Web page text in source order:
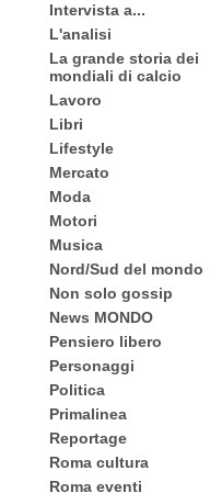
Intervista a...
L'analisi
La grande storia dei
mondiali di calcio
Lavoro
Libri
Lifestyle
Mercato
Moda
Motori
Musica
Nord/Sud del mondo
Non solo gossip
News MONDO
Pensiero libero
Personaggi
Politica
Primalinea
Reportage
Roma cultura
Roma eventi